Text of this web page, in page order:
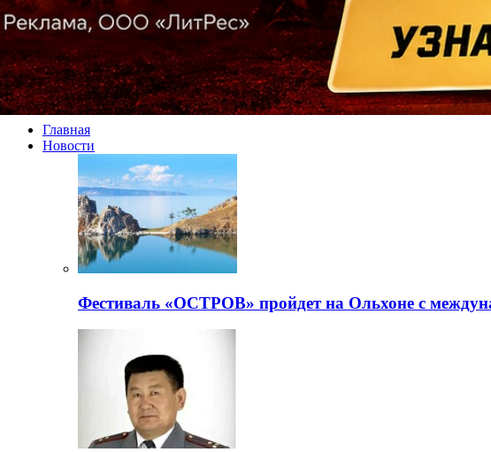
Главная
Новости
Фестиваль «ОСТРОВ» пройдет на Ольхоне с